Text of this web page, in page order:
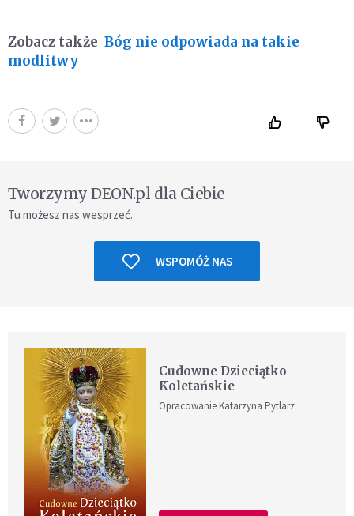
Zobacz także Bóg nie odpowiada na takie
modlitwy
Tworzymy DEON.pl dla Ciebie
Tu możesz nas wesprzeć.
WSPOMÓŻ NAS
Cudowne Dzieciątko
Koletańskie
Opracowanie Katarzyna Pytlarz